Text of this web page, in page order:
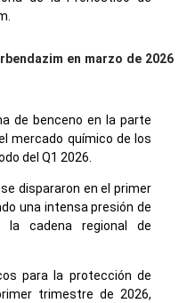
en marzo de 2026
de benceno en la parte
mercado químico de los
del Q1 2026.
dispararon en el primer
una intensa presión de
cadena regional de
para la protección de
trimestre de 2026,